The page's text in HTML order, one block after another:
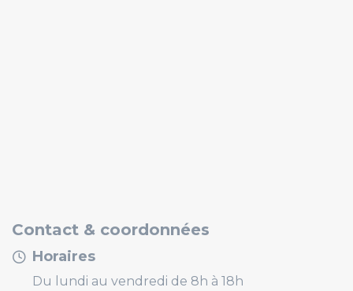
Contact & coordonnées
Horaires
Du lundi au vendredi de 8h à 18h